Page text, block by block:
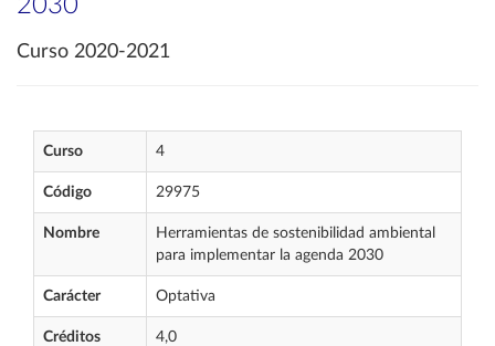
2030
Curso 2020-2021
Curso 4
Código 29975
Nombre
Herramientas de sostenibilidad ambiental
para implementar la agenda 2030
Carácter Optativa
Créditos 4,0